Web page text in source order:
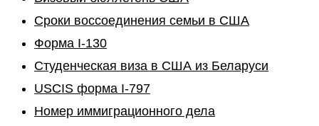
Сроки воссоединения семьи в США
Форма I-130
Студенческая виза в США из Беларуси
USCIS форма I-797
Номер иммиграционного дела